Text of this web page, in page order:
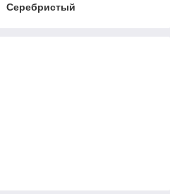
Серебристый